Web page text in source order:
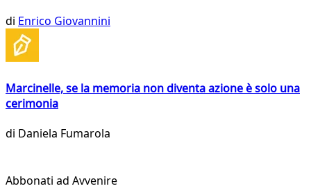
di Enrico Giovannini
Marcinelle, se la memoria non diventa azione è solo una
cerimonia
di Daniela Fumarola
Abbonati ad Avvenire